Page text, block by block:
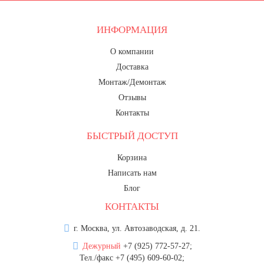
14 февраля, День Святого
1 марта, День Бабушек
ИНФОРМАЦИЯ
О компании
Доставка
Монтаж/Демонтаж
Отзывы
Контакты
БЫСТРЫЙ ДОСТУП
Корзина
Написать нам
Блог
КОНТАКТЫ
г. Москва, ул. Автозаводская, д. 21.
Дежурный +7 (925) 772-57-27;
Тел./факс +7 (495) 609-60-02;